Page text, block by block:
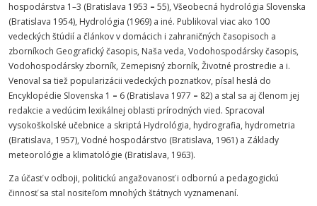
hospodárstva 1–3 (Bratislava 1953 – 55), Všeobecná hydrológia Slovenska
(Bratislava 1954), Hydrológia (1969) a iné. Publikoval viac ako 100
vedeckých štúdií a článkov v domácich i zahraničných časopisoch a
zborníkoch Geografický časopis, Naša veda, Vodohospodársky časopis,
Vodohospodársky zborník, Zemepisný zborník, Životné prostredie a i.
Venoval sa tiež popularizácii vedeckých poznatkov, písal heslá do
Encyklopédie Slovenska 1 – 6 (Bratislava 1977 – 82) a stal sa aj členom jej
redakcie a vedúcim lexikálnej oblasti prírodných vied. Spracoval
vysokoškolské učebnice a skriptá Hydrológia, hydrografia, hydrometria
(Bratislava, 1957), Vodné hospodárstvo (Bratislava, 1961) a Základy
meteorológie a klimatológie (Bratislava, 1963).
Za účasť v odboji, politickú angažovanosť i odbornú a pedagogickú
činnosť sa stal nositeľom mnohých štátnych vyznamenaní.